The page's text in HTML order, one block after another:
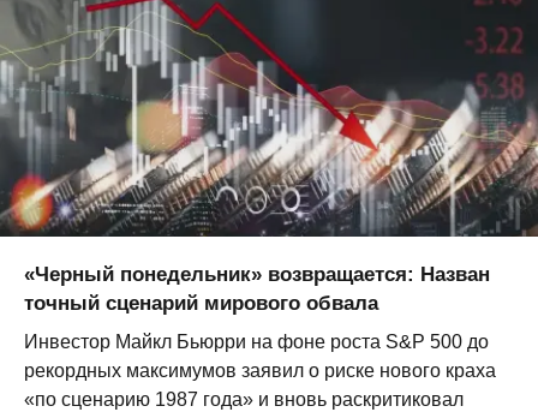
«Черный понедельник» возвращается: Назван
точный сценарий мирового обвала
Инвестор Майкл Бьюрри на фоне роста S&P 500 до
рекордных максимумов заявил о риске нового краха
«по сценарию 1987 года» и вновь раскритиковал